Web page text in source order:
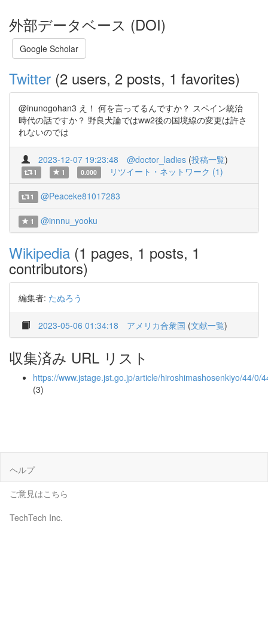
外部データベース (DOI)
Google Scholar
Twitter (2 users, 2 posts, 1 favorites)
@inunogohan3 え！ 何を言ってるんですか？ スペイン統治
時代の話ですか？ 野良犬論ではww2後の国境線の変更は許さ
れないのでは
2023-12-07 19:23:48 @doctor_ladies (投稿一覧)
1 1 0.000 リツイート・ネットワーク (1)
1 @Peaceke81017283
1 @innnu_yooku
Wikipedia (1 pages, 1 posts, 1
contributors)
編集者: たぬろう
2023-05-06 01:34:18 アメリカ合衆国 (文献一覧)
収集済み URL リスト
https://www.jstage.jst.go.jp/article/hiroshimashosenkiyo/44/0/
(3)
ヘルプ
ご意見はこちら
TechTech Inc.